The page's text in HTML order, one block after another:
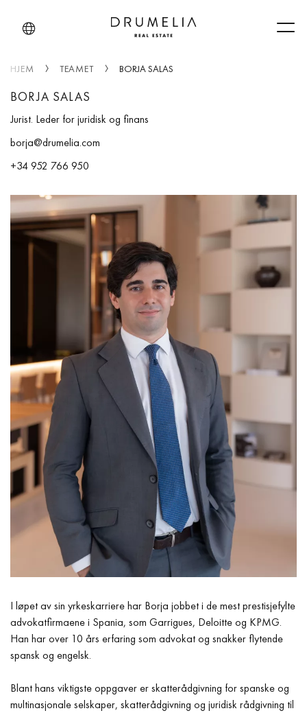
HJEM TEAMET BORJA SALAS
BORJA SALAS
Jurist. Leder for juridisk og finans
borja@drumelia.com
+34 952 766 950
I løpet av sin yrkeskarriere har Borja jobbet i de mest prestisjefylte
advokatfirmaene i Spania, som Garrigues, Deloitte og KPMG.
Han har over 10 års erfaring som advokat og snakker flytende
spansk og engelsk.
Blant hans viktigste oppgaver er skatterådgivning for spanske og
multinasjonale selskaper, skatterådgivning og juridisk rådgivning til